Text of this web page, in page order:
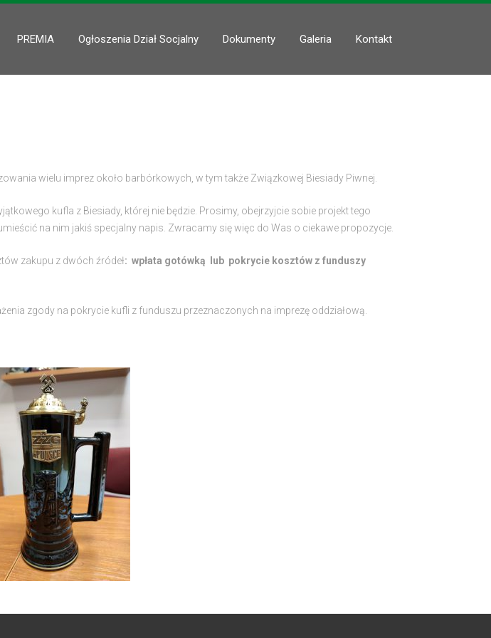
PREMIA Ogłoszenia Dział Socjalny Dokumenty Galeria Kontakt
wielu imprez około barbórkowych, w tym także Związkowej Biesiady Piwnej.
kufla z Biesiady, której nie będzie. Prosimy, obejrzyjcie sobie projekt tego
na nim jakiś specjalny napis. Zwracamy się więc do Was o ciekawe propozycje.
zakupu z dwóch źródeł: wpłata gotówką lub pokrycie kosztów z funduszy
zgody na pokrycie kufli z funduszu przeznaczonych na imprezę oddziałową.